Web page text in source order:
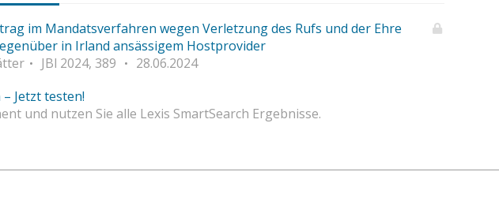
im Mandatsverfahren wegen Verletzung des Rufs und der Ehre
in Irland ansässigem Hostprovider
JBl 2024, 389
28.06.2024
Jetzt testen!
und nutzen Sie alle Lexis SmartSearch Ergebnisse.